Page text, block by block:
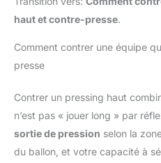
haut et contre-presse.
Comment contrer une équipe
presse
Contrer un pressing haut
n’est pas « jouer long » par
sortie de pression selon la
du ballon, et votre capacité à